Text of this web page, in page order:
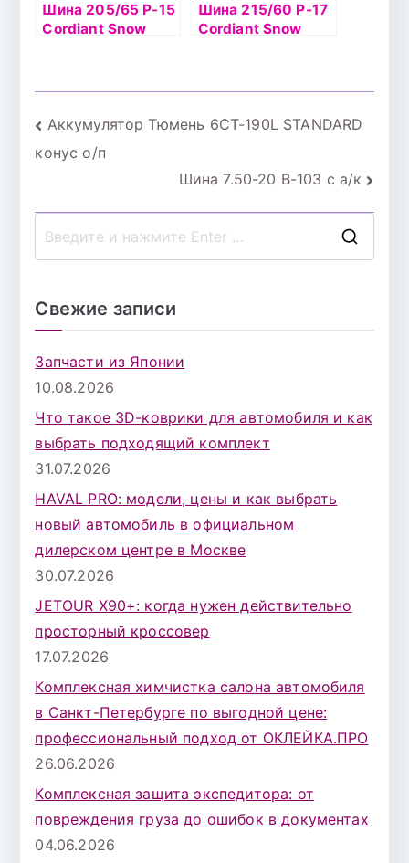
Шина 205/65 Р-15
Cordiant Snow
Шина 215/60 Р-17
Cordiant Snow
Навигация
по
записям
Аккумулятор Тюмень 6СТ-190L STANDARD
конус о/п
Шина 7.50-20 В-103 с а/к
я
Свежие записи
Запчасти из Японии
10.08.2026
Что такое 3D-коврики для автомобиля и как
выбрать подходящий комплект
31.07.2026
HAVAL PRO: модели, цены и как выбрать
новый автомобиль в официальном
дилерском центре в Москве
30.07.2026
JETOUR X90+: когда нужен действительно
просторный кроссовер
17.07.2026
Комплексная химчистка салона автомобиля
в Санкт-Петербурге по выгодной цене:
профессиональный подход от ОКЛЕЙКА.ПРО
26.06.2026
Комплексная защита экспедитора: от
повреждения груза до ошибок в документах
04.06.2026